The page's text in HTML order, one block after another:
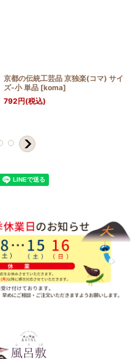
京都の伝統工芸品 京独楽(コマ) サイ
ズ-小 単品 [koma]
792円(税込)